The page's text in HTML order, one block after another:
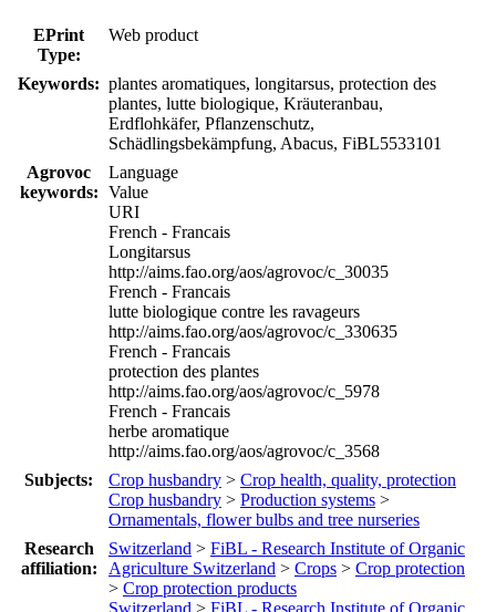
EPrint
Type:
Web product
Keywords: plantes aromatiques, longitarsus, protection des
plantes, lutte biologique, Kräuteranbau,
Erdflohkäfer, Pflanzenschutz,
Schädlingsbekämpfung, Abacus, FiBL5533101
Agrovoc
keywords:
Language
Value
URI
French - Francais
Longitarsus
http://aims.fao.org/aos/agrovoc/c_30035
French - Francais
lutte biologique contre les ravageurs
http://aims.fao.org/aos/agrovoc/c_330635
French - Francais
protection des plantes
http://aims.fao.org/aos/agrovoc/c_5978
French - Francais
herbe aromatique
http://aims.fao.org/aos/agrovoc/c_3568
Subjects:
Crop husbandry > Crop health, quality, protection
Crop husbandry > Production systems >
Ornamentals, flower bulbs and tree nurseries
Research
affiliation:
Switzerland > FiBL - Research Institute of Organic
Agriculture Switzerland > Crops > Crop protection
> Crop protection products
Switzerland > FiBL - Research Institute of Organic